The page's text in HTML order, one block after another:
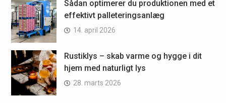
Sådan optimerer du produktionen med et
effektivt palleteringsanlæg
14. april 2026
Rustiklys – skab varme og hygge i dit
hjem med naturligt lys
28. marts 2026